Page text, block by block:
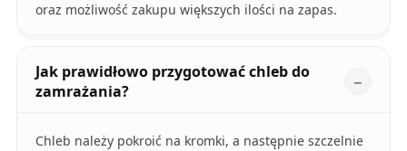
oraz możliwość zakupu większych ilości na zapas.
Jak prawidłowo przygotować chleb do
zamrażania?
Chleb należy pokroić na kromki, a następnie szczelnie